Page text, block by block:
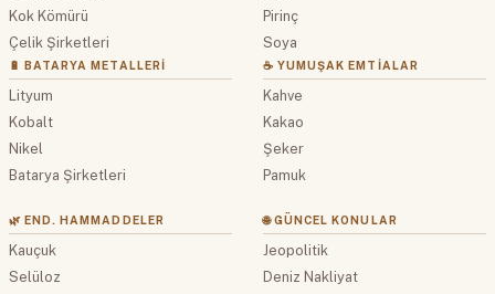
Kok Kömürü
Çelik Şirketleri
🔋 BATARYA METALLERI
Lityum
Kobalt
Nikel
Batarya Şirketleri
Pirinç
Soya
☕ YUMUŞAK EMTIALAR
Kahve
Kakao
Şeker
Pamuk
🌿 END. HAMMADDELER
Kauçuk
Selüloz
🌐 GÜNCEL KONULAR
Jeopolitik
Deniz Nakliyat